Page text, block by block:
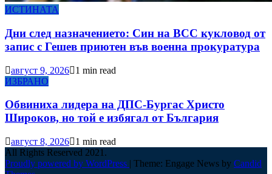
ИСТИНАТА
Дни след назначението: Син на ВСС кукловод от
запис с Гешев приютен във военна прокуратура
август 9, 2026
1 min read
ИЗБРАНО
Обвиниха лидера на ДПС-Бургас Христо
Широков, но той е избягал от България
август 8, 2026
1 min read
All Rights Reserved 2021.
Proudly powered by WordPress | Theme: Engage News by Candid